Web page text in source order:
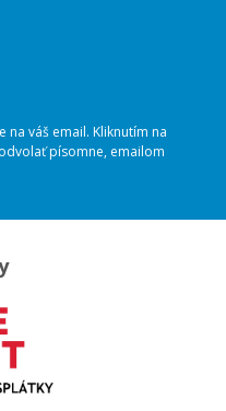
váš email. Kliknutím na
písomne, emailom